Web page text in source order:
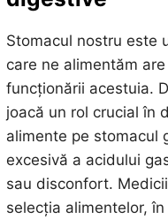
Stomacul nostru este
care ne alimentăm
funcționării acestuia.
joacă un rol crucial în
alimente pe stomacul
excesivă a acidului
sau disconfort.
selecția alimentelor,